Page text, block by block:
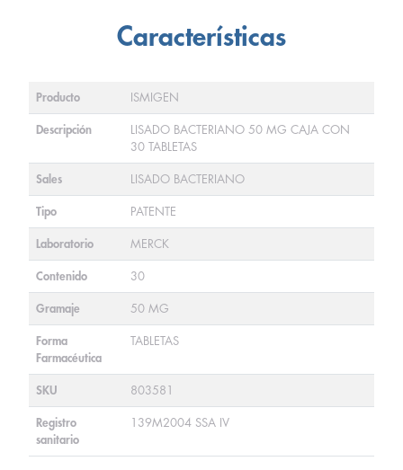
Características
Producto ISMIGEN
Descripción
LISADO BACTERIANO 50 MG CAJA CON
30 TABLETAS
Sales LISADO BACTERIANO
Tipo PATENTE
Laboratorio MERCK
Contenido 30
Gramaje 50 MG
Forma
Farmacéutica
TABLETAS
SKU 803581
Registro
sanitario
139M2004 SSA IV